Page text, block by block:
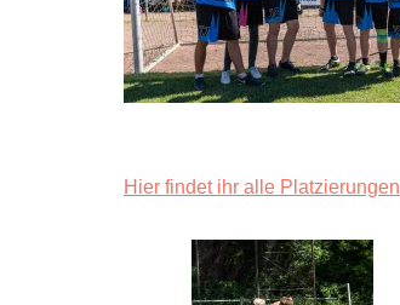
Hier findet ihr alle Platzierungen